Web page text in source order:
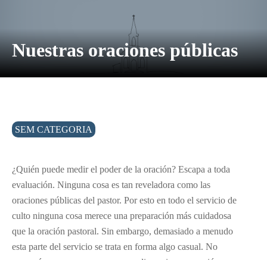
Nuestras oraciones públicas
SEM CATEGORIA
¿Quién puede medir el poder de la oración? Escapa a toda
evaluación. Ninguna cosa es tan reveladora como las
oraciones públicas del pastor. Por esto en todo el servicio de
culto ninguna cosa merece una preparación más cuidadosa
que la oración pastoral. Sin embargo, demasiado a menudo
esta parte del servicio se trata en forma algo casual. No